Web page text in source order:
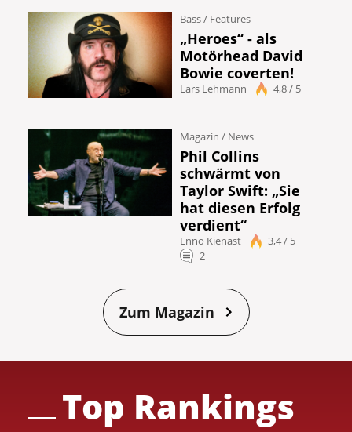
Bass/ Features
„Heroes“ - als
Motörhead David
Bowie coverten!
Lars Lehmann 4,8 / 5
Magazin / News
Phil Collins
schwärmt von
Taylor Swift: „Sie
hat diesen Erfolg
verdient“
Enno Kienast
3,4 / 5
2
Zum Magazin
Top Rankings